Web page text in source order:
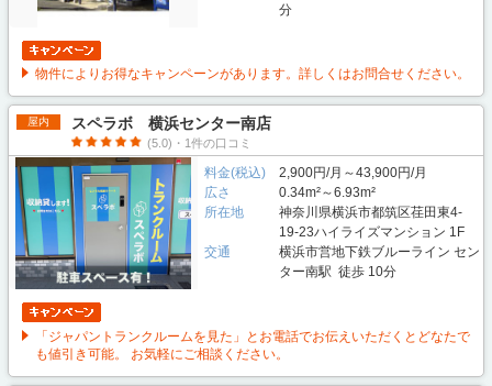
分
物件によりお得なキャンペーンがあります。詳しくはお問合せください。
屋内 スペラボ 横浜センター南店
(5.0)・1件の口コミ
料金(税込)
2,900円/月～43,900円/月
広さ
0.34m²～6.93m²
所在地
神奈川県横浜市都筑区荏田東4-
19-23ハイライズマンション 1F
交通
横浜市営地下鉄ブルーライン セン
ター南駅 徒歩 10分
「ジャパントランクルームを見た」とお電話でお伝えいただくとどなたで
も値引き可能。 お気軽にご相談ください。